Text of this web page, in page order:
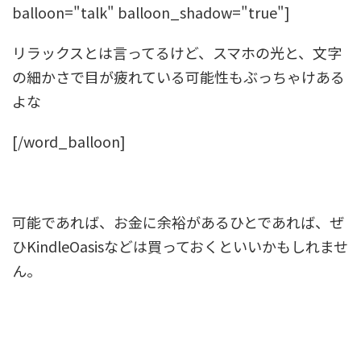
balloon="talk" balloon_shadow="true"]
リラックスとは言ってるけど、スマホの光と、文字
の細かさで目が疲れている可能性もぶっちゃけある
よな
[/word_balloon]
可能であれば、お金に余裕があるひとであれば、ぜ
ひKindleOasisなどは買っておくといいかもしれませ
ん。